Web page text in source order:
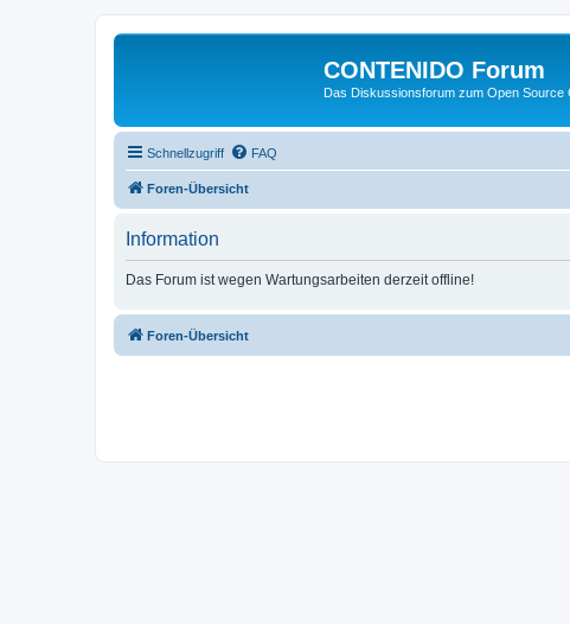
CONTENIDO Forum
Das Diskussionsforum zum Open Source
Schnellzugriff FAQ
Foren-Übersicht
Information
Das Forum ist wegen Wartungsarbeiten derzeit offline!
Foren-Übersicht